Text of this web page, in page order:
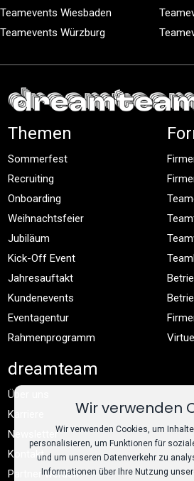
Teamevents Wiesbaden
Teamevents Würzburg
Themen
Sommerfest
Recruiting
Onboarding
Weihnachtsfeier
Jubiläum
Kick-Off Event
Jahresauftakt
Kundenevents
Eventagentur
Rahmenprogramm
Virtuell
dreamteam
Über uns
Karriere
Newsletter
Kontakt
Partner werden
Wir verwenden
Wir verwenden Cookies, um
personalisieren, um Funktionen für
und um unseren Datenverkehr zu
Informationen über Ihre Nutzung